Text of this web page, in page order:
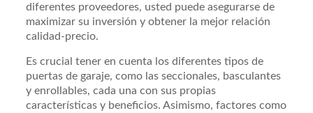
diferentes proveedores, usted puede asegurarse de
maximizar su inversión y obtener la mejor relación
calidad-precio.
Es crucial tener en cuenta los diferentes tipos de
puertas de garaje, como las seccionales, basculantes
y enrollables, cada una con sus propias
características y beneficios. Asimismo, factores como